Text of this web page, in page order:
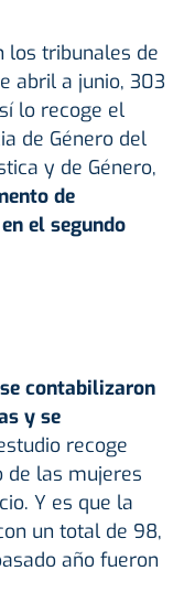
los tribunales de
abril a junio, 303
lo recoge el
de Género del
y de Género,
de
el segundo
se contabilizaron
y se
recoge
de las mujeres
Y es que la
un total de 98,
año fueron